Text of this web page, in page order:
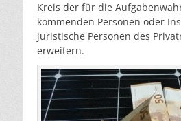
Kreis der für die
kommenden Personen oder
juristische Personen des
erweitern.